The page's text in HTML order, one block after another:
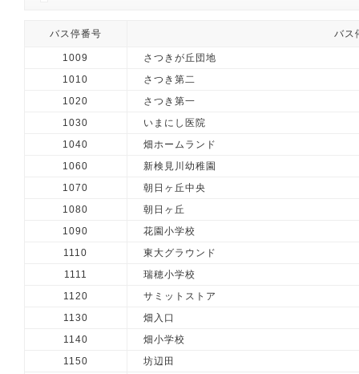
バス停番号 バス
1009
さつきが丘団地
1010
さつき第二
1020
さつき第一
1030
いまにし医院
1040
畑ホームランド
1060
新検見川幼稚園
1070
朝日ヶ丘中央
1080
朝日ヶ丘
1090
花園小学校
1110
東大グラウンド
1111
瑞穂小学校
1120
サミットストア
1130
畑入口
1140
畑小学校
1150
坊辺田